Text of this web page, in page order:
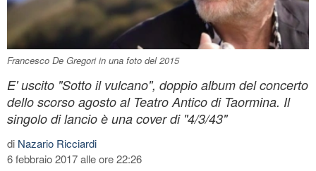
Francesco De Gregori in una foto del 2015
E' uscito "Sotto il vulcano", doppio album del concerto
dello scorso agosto al Teatro Antico di Taormina. Il
singolo di lancio è una cover di "4/3/43"
di Nazario Ricciardi
6 febbraio 2017 alle ore 22:26